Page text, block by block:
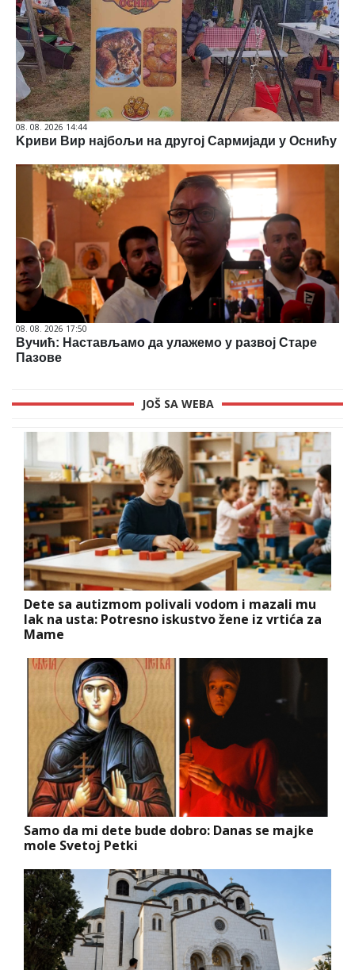
08. 08. 2026 14:44
Kриви Вир најбољи на другој Сармијади у Оснићу
08. 08. 2026 17:50
Вучић: Настављамо да улажемо у развој Старе
Пазове
JOŠ SA WEBA
Dete sa autizmom polivali vodom i mazali mu
lak na usta: Potresno iskustvo žene iz vrtića za
Mame
Samo da mi dete bude dobro: Danas se majke
mole Svetoj Petki